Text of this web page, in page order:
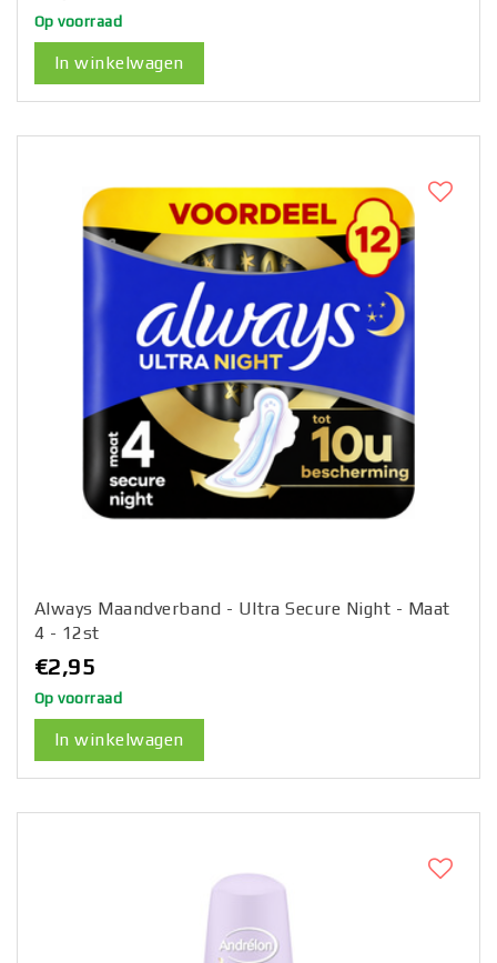
Op voorraad
In winkelwagen
Always Maandverband - Ultra Secure Night - Maat
4 - 12st
€2,95
Op voorraad
In winkelwagen